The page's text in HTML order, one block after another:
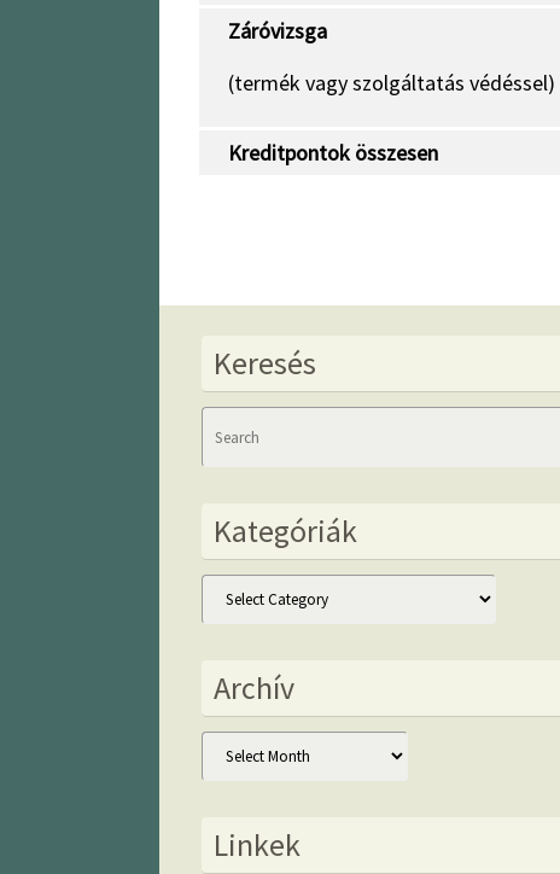
Záróvizsga
(termék vagy szolgáltatás védéssel)
Kreditpontok összesen
Keresés
Kategóriák
Kategóriák
Archív
Archív
Linkek